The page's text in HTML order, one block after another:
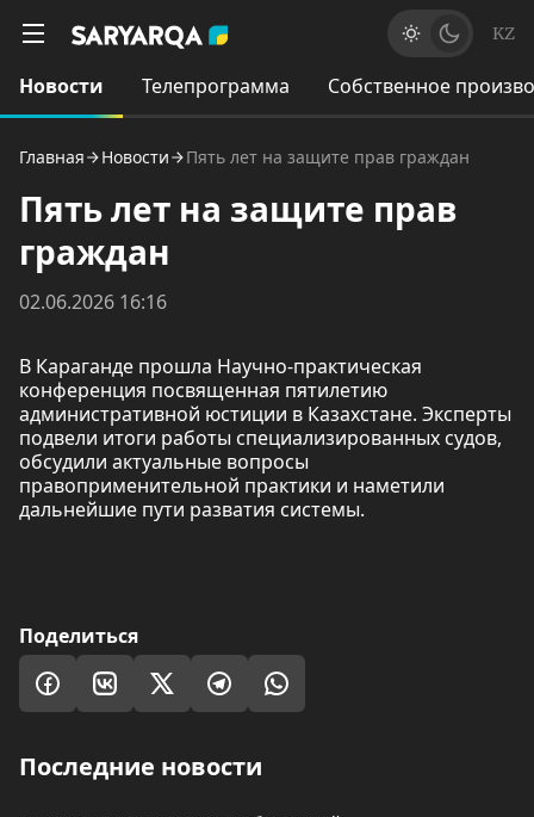
KZ
Новости Телепрограмма Собственное
Главная Новости Пять лет на защите прав граждан
Пять лет на защите прав
граждан
02.06.2026 16:16
В Караганде прошла Научно-практическая
конференция посвященная пятилетию
административной юстиции в Казахстане. Эксперты
подвели итоги работы специализированных судов,
обсудили актуальные вопросы
правоприменительной практики и наметили
дальнейшие пути разватия системы.
Поделиться
Последние новости